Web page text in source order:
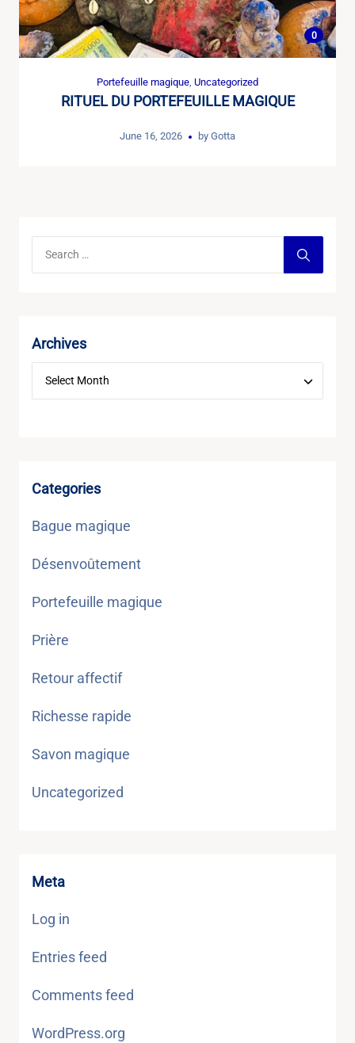
0
Portefeuille magique, Uncategorized
RITUEL DU PORTEFEUILLE MAGIQUE
June 16, 2026 by Gotta
Archives
Categories
Bague magique
Désenvoûtement
Portefeuille magique
Prière
Retour affectif
Richesse rapide
Savon magique
Uncategorized
Meta
Log in
Entries feed
Comments feed
WordPress.org